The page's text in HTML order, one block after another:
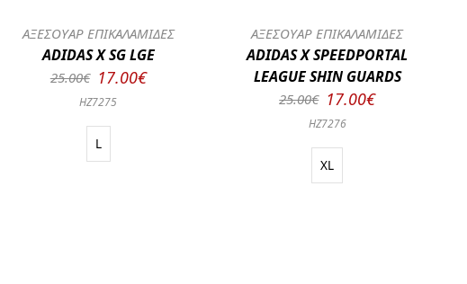
ΑΞΕΣΟΥΑΡ ΕΠΙΚΑΛΑΜΙΔΕΣ
ADIDAS X SG LGE
25.00€ 17.00€
HZ7275
L
ΑΞΕΣΟΥΑΡ ΕΠΙΚΑΛΑΜΙΔΕΣ
ADIDAS X SPEEDPORTAL
LEAGUE SHIN GUARDS
25.00€ 17.00€
HZ7276
XL